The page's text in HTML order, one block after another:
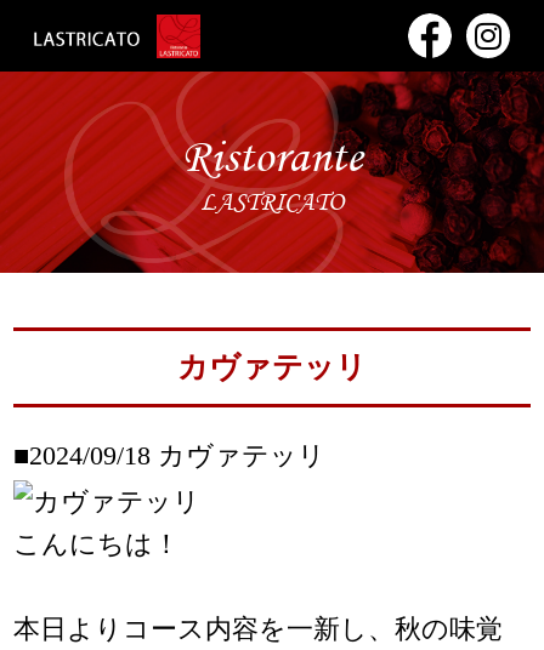
Ristorante
LASTRICATO
カヴァテッリ
■2024/09/18 カヴァテッリ
こんにちは！
本日よりコース内容を一新し、秋の味覚